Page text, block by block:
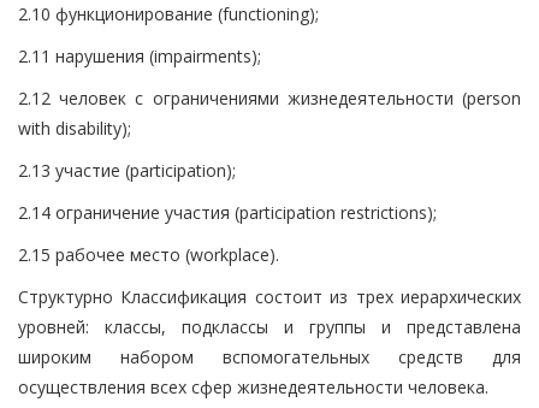
2.10 функционирование (functioning);
2.11 нарушения (impairments);
2.12 человек с ограничениями жизнедеятельности (person
with disability);
2.13 участие (participation);
2.14 ограничение участия (participation restrictions);
2.15 рабочее место (workplace).
Структурно Классификация состоит из трех иерархических
уровней: классы, подклассы и группы и представлена
широким набором вспомогательных средств для
осуществления всех сфер жизнедеятельности человека.